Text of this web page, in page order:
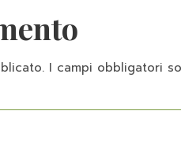
I campi obbligatori